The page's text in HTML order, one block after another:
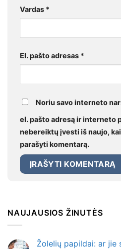
Vardas *
El. pašto adresas *
Noriu savo interneto
el. pašto adresą ir interneto
nebereiktų įvesti iš naujo,
parašyti komentarą.
NAUJAUSIOS ŽINUTĖS
Žolelių papildai: ar jie